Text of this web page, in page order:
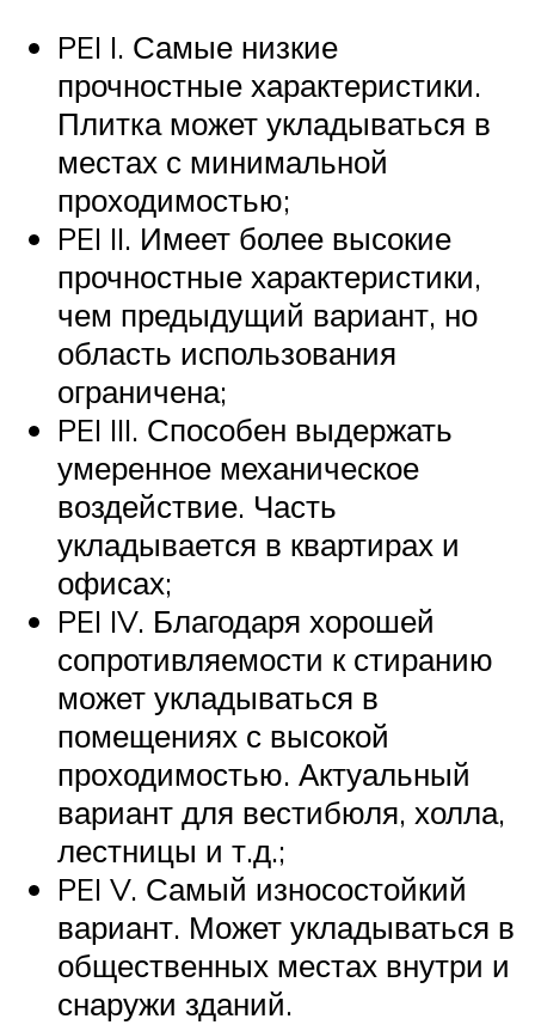
PEI I. Самые низкие
прочностные характеристики.
Плитка может укладываться в
местах с минимальной
проходимостью;
PEI II. Имеет более высокие
прочностные характеристики,
чем предыдущий вариант, но
область использования
ограничена;
PEI III. Способен выдержать
умеренное механическое
воздействие. Часть
укладывается в квартирах и
офисах;
PEI IV. Благодаря хорошей
сопротивляемости к стиранию
может укладываться в
помещениях с высокой
проходимостью. Актуальный
вариант для вестибюля, холла,
лестницы и т.д.;
PEI V. Самый износостойкий
вариант. Может укладываться в
общественных местах внутри и
снаружи зданий.